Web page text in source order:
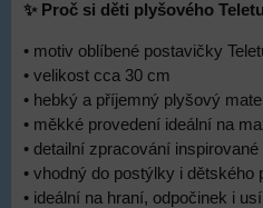
✨ Proč si děti plyšového
• motiv oblíbené postavičky
• velikost cca 30 cm
• hebký a příjemný plyšový
• měkké provedení ideální na
• detailní zpracování inspirované
• vhodný do postýlky i dětského
• ideální na hraní, odpočinek i